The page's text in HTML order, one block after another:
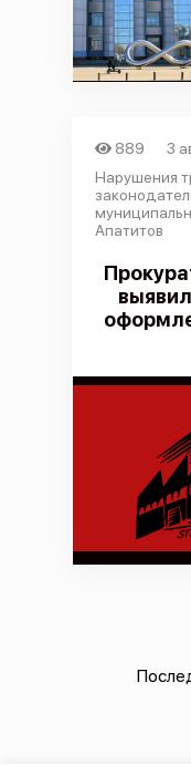
889
3
Нарушения
Апатитов